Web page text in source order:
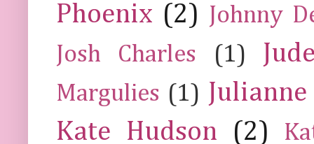
Phoenix (2) Johnny
Josh Charles
(1)
Margulies (1)
Kate Hudson
(2)